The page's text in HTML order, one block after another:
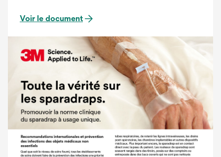
Voir le document